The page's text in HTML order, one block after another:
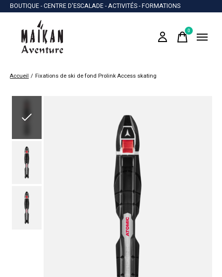
BOUTIQUE - CENTRE D'ESCALADE - ACTIVITÉS - FORMATIONS
0items
Accueil / Fixations de ski de fond Prolink Access skating